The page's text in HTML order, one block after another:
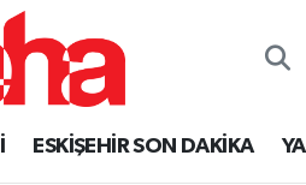
ESKİŞEHİR SON DAKİKA